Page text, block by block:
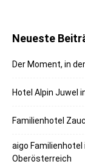
Neueste
Der Moment, in
Hotel Alpin Juwel
Familienhotel
aigo Familienhotel
Oberösterreich